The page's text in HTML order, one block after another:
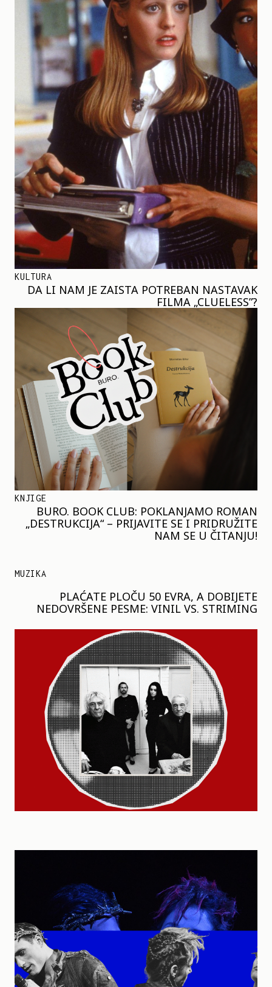
KULTURA
DA LI NAM JE ZAISTA POTREBAN NASTAVAK
FILMA „CLUELESS”?
KNJIGE
BURO. BOOK CLUB: POKLANJAMO ROMAN
„DESTRUKCIJA“ – PRIJAVITE SE I PRIDRUŽITE
NAM SE U ČITANJU!
MUZIKA
PLAĆATE PLOČU 50 EVRA, A DOBIJETE
NEDOVRŠENE PESME: VINIL VS. STRIMING